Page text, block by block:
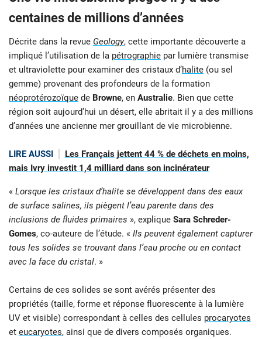
centaines de millions d’années
Décrite dans la revue Geology, cette importante découverte a
impliqué l’utilisation de la pétrographie par lumière transmise
et ultraviolette pour examiner des cristaux d’halite (ou sel
gemme) provenant des profondeurs de la formation
néoprotérozoïque de Browne, en Australie. Bien que cette
région soit aujourd’hui un désert, elle abritait il y a des millions
d’années une ancienne mer grouillant de vie microbienne.
LIRE AUSSI
Les Français jettent 44 % de déchets en moins,
mais Ivry investit 1,4 milliard dans son incinérateur
« Lorsque les cristaux d’halite se développent dans des eaux
de surface salines, ils piègent l’eau parente dans des
inclusions de fluides primaires », explique Sara Schreder-
Gomes, co-auteure de l’étude. « Ils peuvent également capturer
tous les solides se trouvant dans l’eau proche ou en contact
avec la face du cristal. »
Certains de ces solides se sont avérés présenter des
propriétés (taille, forme et réponse fluorescente à la lumière
UV et visible) correspondant à celles des cellules procaryotes
et eucaryotes, ainsi que de divers composés organiques.